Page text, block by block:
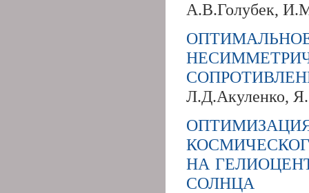
А.В.Голубек,
Л.Д.Акуленко,
НА
СОЛНЦА